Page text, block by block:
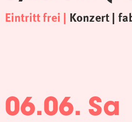
Eintritt frei Konzert
06.06. Sa